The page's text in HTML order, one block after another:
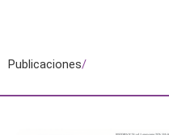
Publicaciones/